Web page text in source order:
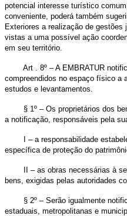
potencial interesse turístico
conveniente, poderá também
Exteriores a realização de
vistas a uma possível ação
em seu território.
Art . 8º – A EMBRATUR
compreendidos no espaço físico a
estudos e levantamentos.
§ 1º – Os proprietários dos
a notificação, responsáveis pela
I – a responsabilidade
específica de proteção do
II – as obras necessárias à
bens, exigidas pelas autoridades
§ 2º – Serão igualmente
estaduais, metropolitanas e